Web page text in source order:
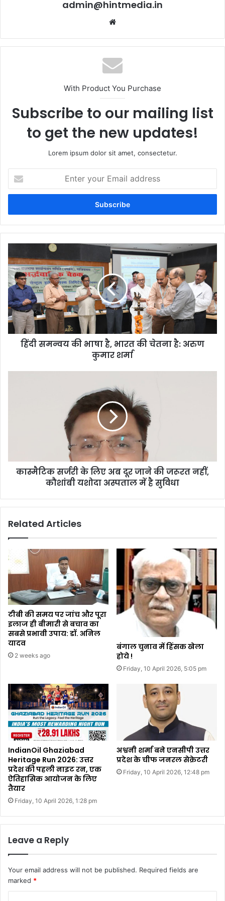
admin@hintmedia.in
With Product You Purchase
Subscribe to our mailing list
to get the new updates!
Lorem ipsum dolor sit amet, consectetur.
your
Email
हिंदी समन्वय की भाषा है, भारत की चेतना है: अरुण
कुमार शर्मा
कास्मैटिक सर्जरी के लिए अब दूर जाने की जरूरत नहीं,
कौशांबी यशोदा अस्पताल में है सुविधा
Related Articles
टीबी की समय पर जांच और पूरा
इलाज ही बीमारी से बचाव का
सबसे प्रभावी उपाय: डॉ. अनिल
यादव
2 weeks ago
बंगाल चुनाव में हिंसक खेला
होये !
Friday, 10 April 2026, 5:05 pm
IndianOil Ghaziabad
Heritage Run 2026: उत्तर
प्रदेश की पहली नाइट रन, एक
ऐतिहासिक आयोजन के लिए
तैयार
Friday, 10 April 2026, 1:28 pm
अश्वनी शर्मा बने एनसीपी उत्तर
प्रदेश के चीफ जनरल सेक्रेटरी
Friday, 10 April 2026, 12:48 pm
Leave a Reply
Your email address will not be published. Required fields are
marked *